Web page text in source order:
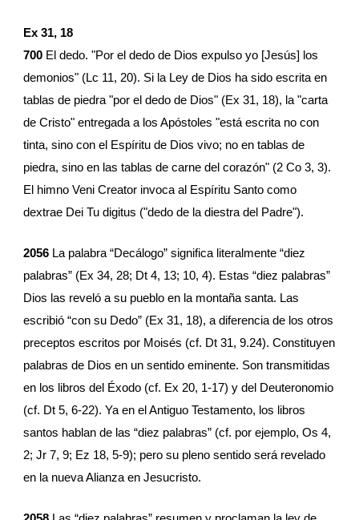
Ex 31, 18
700 El dedo. "Por el dedo de Dios expulso yo [Jesús] los
demonios" (Lc 11, 20). Si la Ley de Dios ha sido escrita en
tablas de piedra "por el dedo de Dios" (Ex 31, 18), la "carta
de Cristo" entregada a los Apóstoles "está escrita no con
tinta, sino con el Espíritu de Dios vivo; no en tablas de
piedra, sino en las tablas de carne del corazón" (2 Co 3, 3).
El himno Veni Creator invoca al Espíritu Santo como
dextrae Dei Tu digitus ("dedo de la diestra del Padre").
2056 La palabra “Decálogo” significa literalmente “diez
palabras” (Ex 34, 28; Dt 4, 13; 10, 4). Estas “diez palabras”
Dios las reveló a su pueblo en la montaña santa. Las
escribió “con su Dedo” (Ex 31, 18), a diferencia de los otros
preceptos escritos por Moisés (cf. Dt 31, 9.24). Constituyen
palabras de Dios en un sentido eminente. Son transmitidas
en los libros del Éxodo (cf. Ex 20, 1-17) y del Deuteronomio
(cf. Dt 5, 6-22). Ya en el Antiguo Testamento, los libros
santos hablan de las “diez palabras” (cf. por ejemplo, Os 4,
2; Jr 7, 9; Ez 18, 5-9); pero su pleno sentido será revelado
en la nueva Alianza en Jesucristo.